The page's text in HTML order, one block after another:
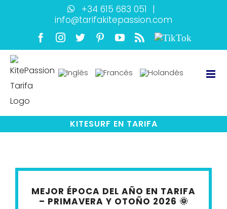
+34 615 683 051 |
info@tarifakitepassion.com
Facebook
Instagram
Twitter PinterestYouTube
RssTikTok
KITESURF EN TARIFA
MEJOR ÉPOCA DEL AÑO EN TARIFA
– PRIMAVERA Y OTOÑO 2026 🌞